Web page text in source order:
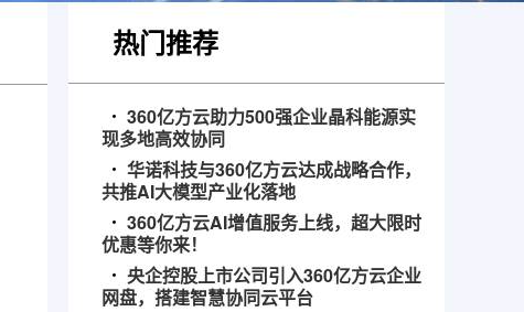
热门推荐
360亿方云助力500强企业晶科能源实
现多地高效协同
华诺科技与360亿方云达成战略合作，
共推AI大模型产业化落地
360亿方云AI增值服务上线，超大限时
优惠等你来！
央企控股上市公司引入360亿方云企业
网盘，搭建智慧协同云平台